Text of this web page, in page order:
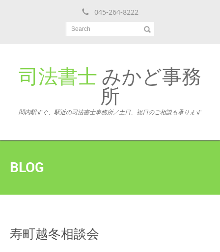
045-264-8222
Search
司法書士 みかど事務
所
関内駅すぐ、駅近の司法書士事務所／土日、祝日のご相談も承ります
BLOG
寿町越冬相談会